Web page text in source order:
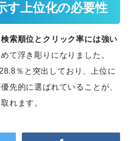
す上位化の必要性
検索順位とクリック率には強い
て浮き彫りになりました。
％と突出しており、上位に
先的に選ばれていることが、
れます。